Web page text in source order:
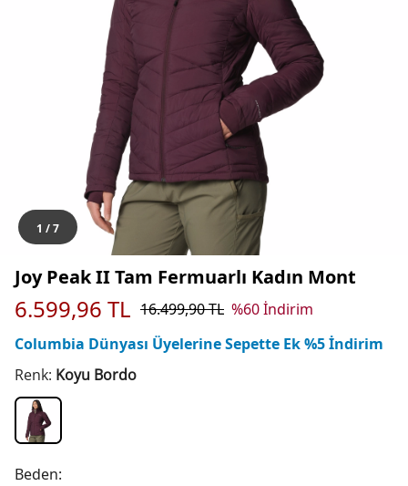
1 /7
Joy Peak II Tam Fermuarlı Kadın Mont
6.599,96 TL 16.499,90TL %60İndirim
Columbia Dünyası Üyelerine Sepette Ek %5 İndirim
Renk: Koyu Bordo
Beden: